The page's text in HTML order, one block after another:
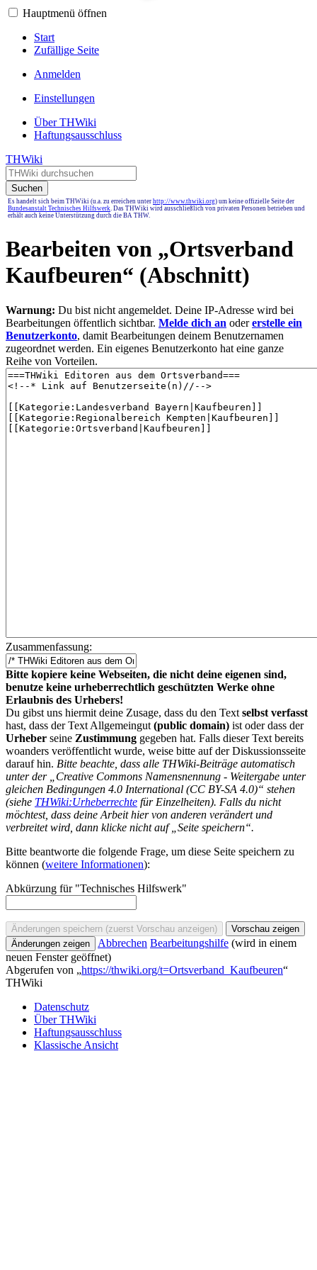
Hauptmenü öffnen
Start
Zufällige Seite
Anmelden
Einstellungen
Über THWiki
Haftungsausschluss
THWiki
Suchen
Es handelt sich beim THWiki (u.a. zu erreichen unter http://www.thwiki.org) um keine offizielle Seite der
Bundesanstalt Technisches Hilfswerk. Das THWiki wird ausschließlich von privaten Personen betrieben und
erhält auch keine Unterstützung durch die BA THW.
Bearbeiten von „Ortsverband
Kaufbeuren“ (Abschnitt)
Warnung: Du bist nicht angemeldet. Deine IP-Adresse wird bei
Bearbeitungen öffentlich sichtbar. Melde dich an odererstelle ein
Benutzerkonto, damit Bearbeitungen deinem Benutzernamen
zugeordnet werden. Ein eigenes Benutzerkonto hat eine ganze
Reihe von Vorteilen.
Zusammenfassung:
Bitte kopiere keine Webseiten, die nicht deine eigenen sind,
benutze keine urheberrechtlich geschützten Werke ohne
Erlaubnis des Urhebers!
Du gibst uns hiermit deine Zusage, dass du den Text selbst verfasst
hast, dass der Text Allgemeingut (public domain) ist oder dass der
Urheber seine Zustimmung gegeben hat. Falls dieser Text bereits
woanders veröffentlicht wurde, weise bitte auf der Diskussionsseite
darauf hin. Bitte beachte, dass alle THWiki-Beiträge automatisch
unter der „Creative Commons Namensnennung - Weitergabe unter
gleichen Bedingungen 4.0 International (CC BY-SA 4.0)“ stehen
(siehe THWiki:Urheberrechte für Einzelheiten). Falls du nicht
möchtest, dass deine Arbeit hier von anderen verändert und
verbreitet wird, dann klicke nicht auf „Seite speichern“.
Bitte beantworte die folgende Frage, um diese Seite speichern zu
können (weitere Informationen):
Abkürzung für "Technisches Hilfswerk"
Abbrechen Bearbeitungshilfe (wird in einem
neuen Fenster geöffnet)
Abgerufen von „https://thwiki.org/t=Ortsverband_Kaufbeuren“
THWiki
Datenschutz
Über THWiki
Haftungsausschluss
Klassische Ansicht